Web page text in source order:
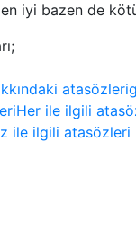
iyi bazen de
atasözleri
Her ile ilgili
ile ilgili atasözleri